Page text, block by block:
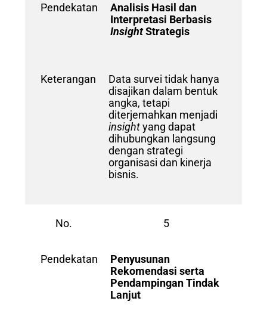
Pendekatan
Analisis Hasil dan
Interpretasi Berbasis
InsightStrategis
Keterangan
Data survei tidak hanya
disajikan dalam bentuk
angka, tetapi
diterjemahkan menjadi
insightyang dapat
dihubungkan langsung
dengan strategi
organisasi dan kinerja
bisnis.
No. 5
Pendekatan
Penyusunan
Rekomendasi serta
Pendampingan Tindak
Lanjut